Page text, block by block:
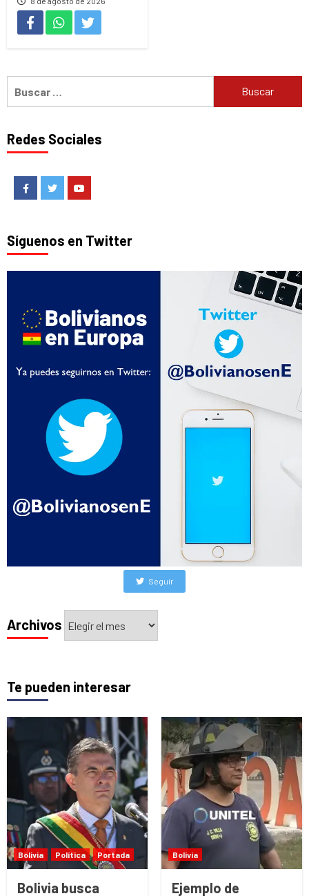
Redes Sociales
FacebookTwitter
Síguenos en Twitter
Seguir
Archivos
Archivos
Te pueden interesar
Bolivia Política Portada
Bolivia busca
Bolivia
Ejemplo de